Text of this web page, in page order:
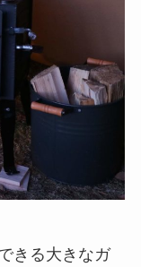
きる大きなガ